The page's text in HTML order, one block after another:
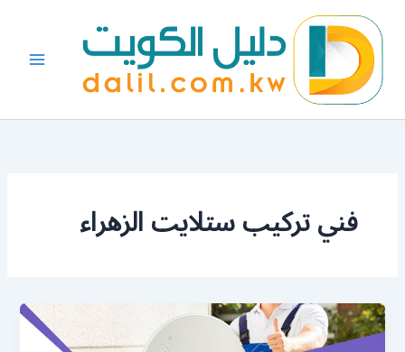
المحتوى
فني تركيب ستلايت الزهراء